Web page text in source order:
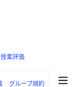
授業評価
グループ規約